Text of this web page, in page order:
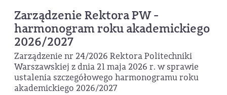
Zarządzenie Rektora PW -
harmonogram roku akademickiego
2026/2027
Zarządzenie nr 24/2026 Rektora Politechniki
Warszawskiej z dnia 21 maja 2026 r. w sprawie
ustalenia szczegółowego harmonogramu roku
akademickiego 2026/2027